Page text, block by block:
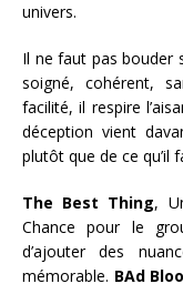
univers.
Il ne faut pas bouder
soigné, cohérent,
facilité, il respire
déception vient
plutôt que de ce qu’il
The Best Thing,
Chance pour le
d’ajouter des
mémorable. BAd